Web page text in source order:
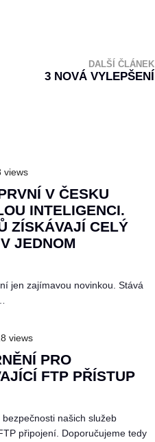
DALŠÍ ČLÁNEK
3 NOVÁ VYLEPŠENÍ
views
V ČESKU
INTELIGENCI.
ZÍSKÁVAJÍ CELÝ
JEDNOM
jen zajímavou novinkou. Stává
views
PRO
FTP PŘÍSTUP
našich služeb
připojení. Doporučujeme tedy